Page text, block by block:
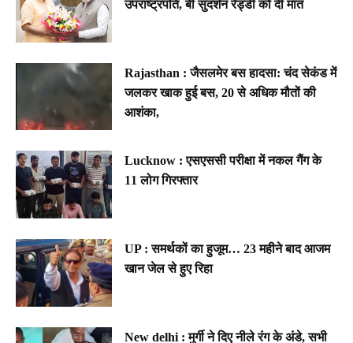
उपराष्ट्रपति, बी सुदर्शन रेड्डी को दी मात
Rajasthan : जैसलमेर बस हादसा: चंद सेकंड में
जलकर खाक हुई बस, 20 से अधिक मौतों की
आशंका,
Lucknow : एसएससी परीक्षा में नकल गैंग के
11 लोग गिरफ्तार
UP : समर्थकों का हुजूम… 23 महीने बाद आजम
खान जेल से हुए रिहा
New delhi : मुर्गी ने दिए नीले रंग के अंडे, सभी